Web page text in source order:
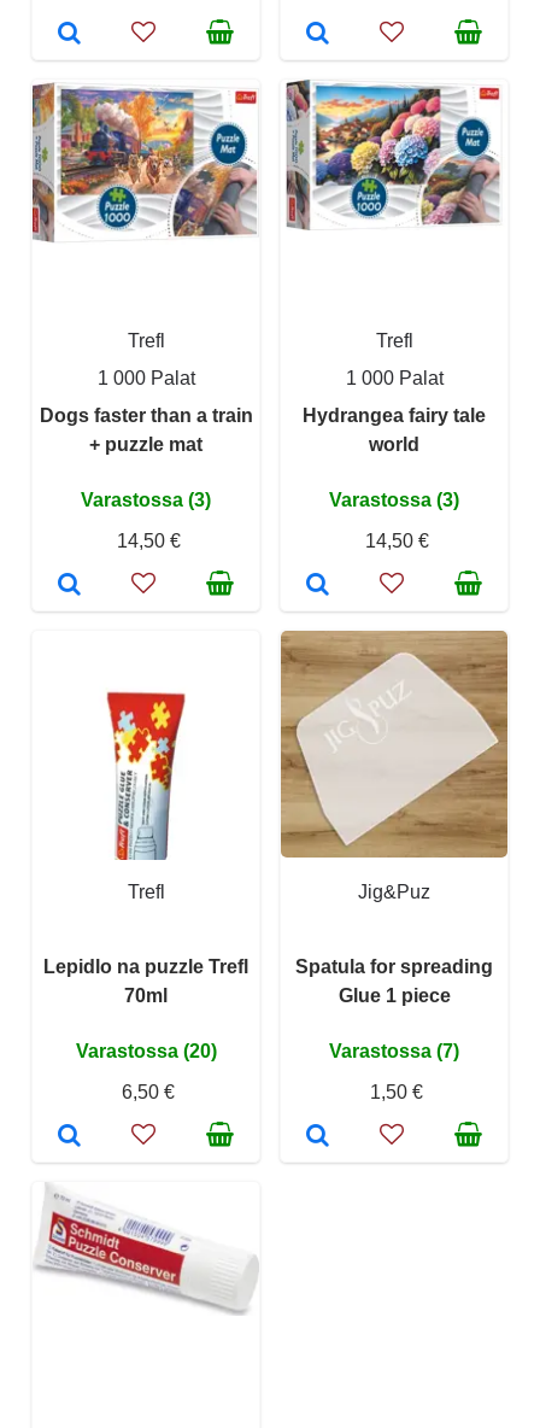
Trefl
1 000 Palat
Dogs faster than a train
+ puzzle mat
Varastossa (3)
14,50 €
Trefl
1 000 Palat
Hydrangea fairy tale
world
Varastossa (3)
14,50 €
Trefl
Lepidlo na puzzle Trefl
70ml
Varastossa (20)
6,50 €
Jig&Puz
Spatula for spreading
Glue 1 piece
Varastossa (7)
1,50 €